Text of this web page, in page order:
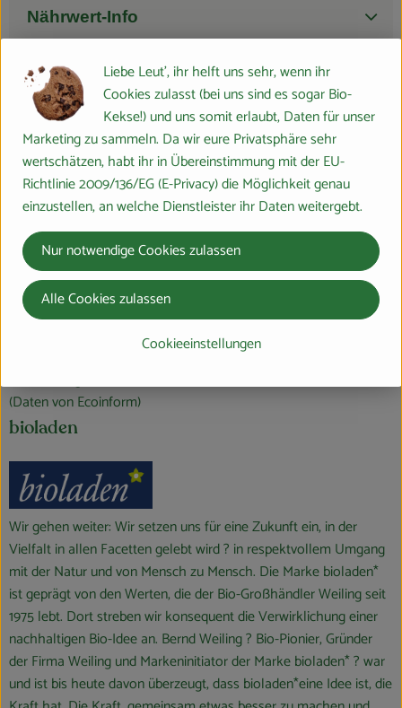
Nährwert-Info
Produktdatenblatt
Herkunft
DV
Weiling GmbH
(Daten von Ecoinform)
bioladen
Wir gehen weiter: Wir setzen uns für eine Zukunft ein, in der
Vielfalt in allen Facetten gelebt wird ? in respektvollem Umgang
mit der Natur und von Mensch zu Mensch. Die Marke bioladen*
ist geprägt von den Werten, die der Bio-Großhändler Weiling seit
1975 lebt. Dort streben wir konsequent die Verwirklichung einer
nachhaltigen Bio-Idee an. Bernd Weiling ? Bio-Pionier, Gründer
der Firma Weiling und Markeninitiator der Marke bioladen* ? war
und ist bis heute davon überzeugt, dass bioladen*eine Idee ist, die
Liebe Leut', ihr helft uns sehr, wenn ihr
Cookies zulasst (bei uns sind es sogar Bio-
Kekse!) und uns somit erlaubt, Daten für unser
Marketing zu sammeln. Da wir eure Privatsphäre sehr
wertschätzen, habt ihr in Übereinstimmung mit der EU-
Richtlinie 2009/136/EG (E-Privacy) die Möglichkeit genau
einzustellen, an welche Dienstleister ihr Daten weitergebt.
Cookieeinstellungen
Nur notwendige Cookies zulassen
Alle Cookies zulassen